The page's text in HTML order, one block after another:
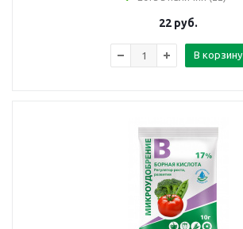
22 руб.
В корзину